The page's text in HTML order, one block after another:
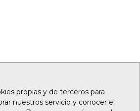
propias y de terceros para
nuestros servicio y conocer el